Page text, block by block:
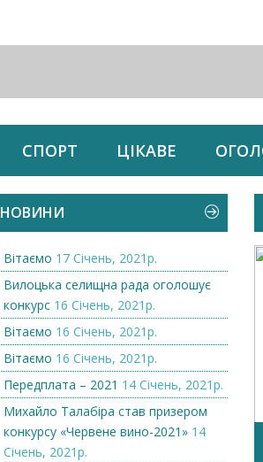
СПОРТ ЦІКАВЕ
НОВИНИ
Вітаємо 17 Січень, 2021р.
Вилоцька селищна рада оголошує
конкурс 16 Січень, 2021р.
Вітаємо 16 Січень, 2021р.
Вітаємо 16 Січень, 2021р.
Передплата – 2021 14 Січень, 2021р.
Михайло Талабіра став призером
конкурсу «Червене вино-2021» 14
Січень, 2021р.
Вітаємо